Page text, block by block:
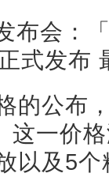
的公布
这一价
以及5